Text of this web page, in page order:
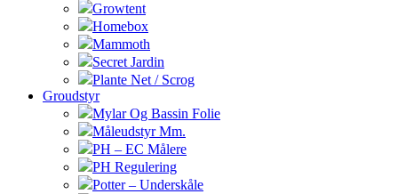
Growtent
Homebox
Mammoth
Secret Jardin
Plante Net / Scrog
Groudstyr
Mylar Og Bassin Folie
Måleudstyr Mm.
PH – EC Målere
PH Regulering
Potter – Underskåle